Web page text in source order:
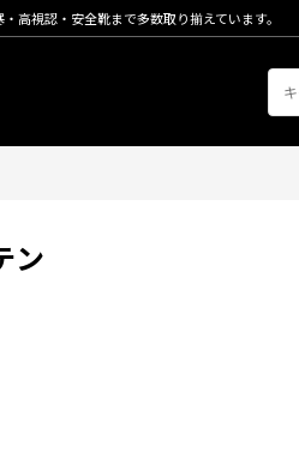
高視認・安全靴まで多数取り揃えています。
ン